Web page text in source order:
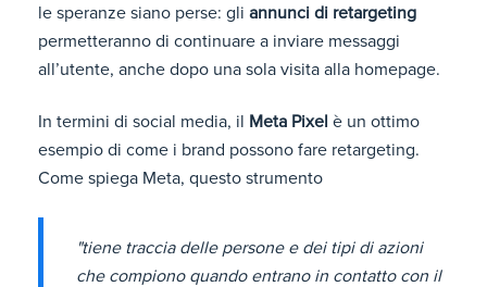
le speranze siano perse: gli annunci di retargeting
permetteranno di continuare a inviare messaggi
all’utente, anche dopo una sola visita alla homepage.
In termini di social media, il Meta Pixel è un ottimo
esempio di come i brand possono fare retargeting.
Come spiega Meta, questo strumento
"tiene traccia delle persone e dei tipi di azioni
che compiono quando entrano in contatto con il